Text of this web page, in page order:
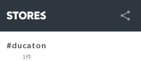
SNS
#ducaton
1件